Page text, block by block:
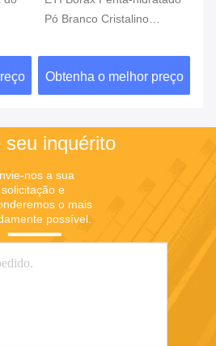
Pó Branco Cristalino
Obtenha o melhor preço
seu inquérito
nos a sua
solicitação e
o mais
possível.